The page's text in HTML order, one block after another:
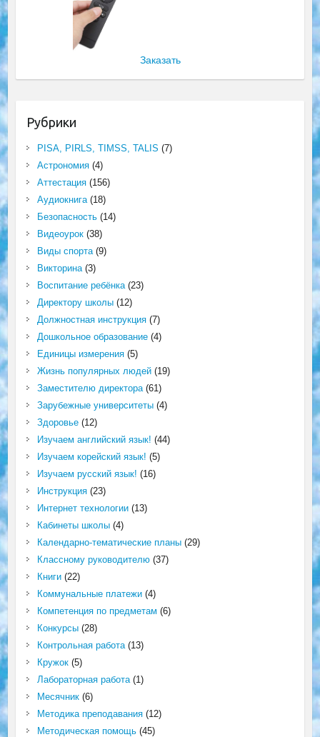
Заказать
Рубрики
PISA, PIRLS, TIMSS, TALIS (7)
Астрономия(4)
Аттестация(156)
Аудиокнига(18)
Безопасность(14)
Видеоурок(38)
Виды спорта(9)
Викторина(3)
Воспитание ребёнка(23)
Директору школы(12)
Должностная инструкция(7)
Дошкольное образование(4)
Единицы измерения(5)
Жизнь популярных людей(19)
Заместителю директора(61)
Зарубежные университеты(4)
Здоровье(12)
Изучаем английский язык! (44)
Изучаем корейский язык! (5)
Изучаем русский язык! (16)
Инструкция(23)
Интернет технологии(13)
Кабинеты школы(4)
Календарно-тематические планы(29)
Классному руководителю(37)
Книги(22)
Коммунальные платежи(4)
Компетенция по предметам (6)
Конкурсы(28)
Контрольная работа(13)
Кружок(5)
Лабораторная работа(1)
Месячник(6)
Методика преподавания(12)
Методическая помощь(45)